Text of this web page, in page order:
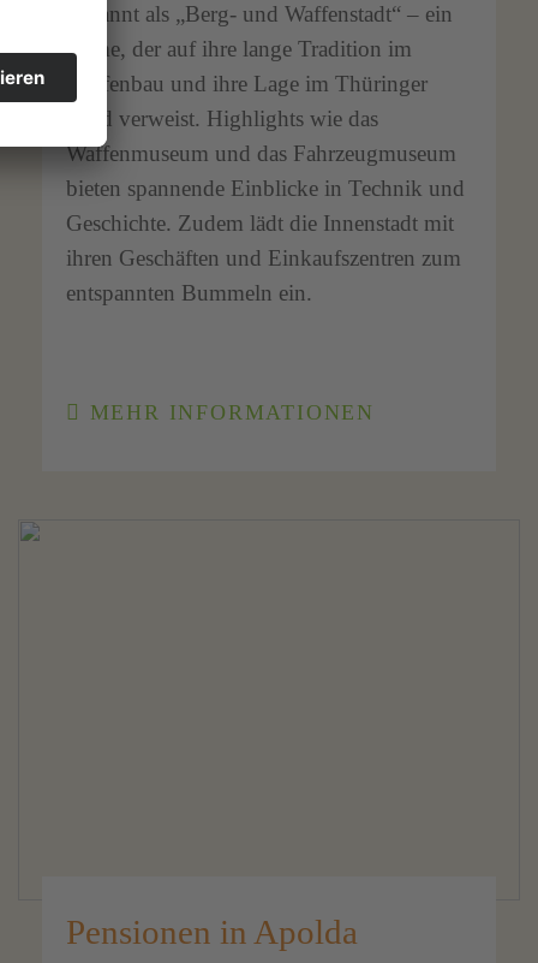
bekannt als „Berg- und Waffenstadt“ – ein
Name, der auf ihre lange Tradition im
Waffenbau und ihre Lage im Thüringer
Wald verweist. Highlights wie das
Waffenmuseum und das Fahrzeugmuseum
bieten spannende Einblicke in Technik und
Geschichte. Zudem lädt die Innenstadt mit
ihren Geschäften und Einkaufszentren zum
entspannten Bummeln ein.
MEHR INFORMATIONEN
Pensionen in Apolda